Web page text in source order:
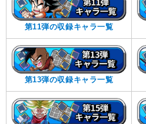
第11弾の収録キャラ一覧
第13弾の収録キャラ一覧